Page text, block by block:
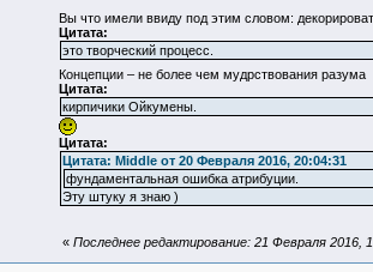
Вы что имели ввиду под этим словом:
Цитата:
это творческий процесс.
Концепции – не более чем мудрствования разума
Цитата:
кирпичики Ойкумены.
Цитата:
Цитата: Middle от 20 Февраля 2016, 20:04:31
фундаментальная ошибка атрибуции.
Эту штуку я знаю )
« Последнее редактирование: 21 Февраля 2016,